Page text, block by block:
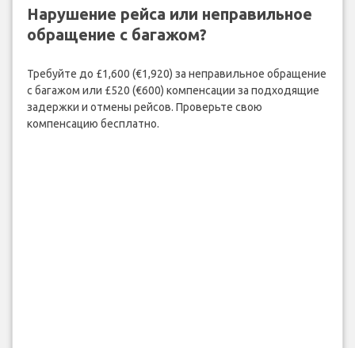
Нарушение рейса или неправильное
обращение с багажом?
Требуйте до £1,600 (€1,920) за неправильное обращение
с багажом или £520 (€600) компенсации за подходящие
задержки и отмены рейсов. Проверьте свою
компенсацию бесплатно.